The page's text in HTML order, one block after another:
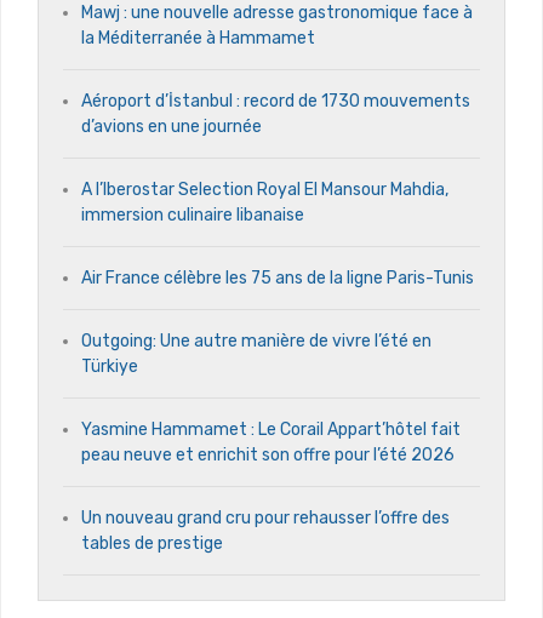
Mawj : une nouvelle adresse gastronomique face à
la Méditerranée à Hammamet
Aéroport d’İstanbul : record de 1730 mouvements
d’avions en une journée
A l’Iberostar Selection Royal El Mansour Mahdia,
immersion culinaire libanaise
Air France célèbre les 75 ans de la ligne Paris-Tunis
Outgoing: Une autre manière de vivre l’été en
Türkiye
Yasmine Hammamet : Le Corail Appart’hôtel fait
peau neuve et enrichit son offre pour l’été 2026
Un nouveau grand cru pour rehausser l’offre des
tables de prestige